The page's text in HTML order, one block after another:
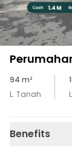
94 m²
L. Tanah
Benefits